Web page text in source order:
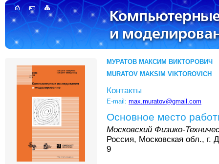
МУРАТОВ МАКСИМ ВИКТОРОВИЧ
MURATOV MAKSIM VIKTOROVICH
Контакты
E-mail: max.muratov@gmail.com
Основное место
Московский Физико-
Россия, Московская обл., г.
9